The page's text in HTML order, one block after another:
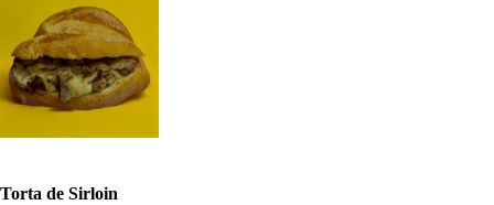
Torta de Sirloin